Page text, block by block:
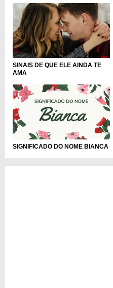
SINAIS DE QUE ELE AINDA TE
AMA
SIGNIFICADO DO NOME BIANCA